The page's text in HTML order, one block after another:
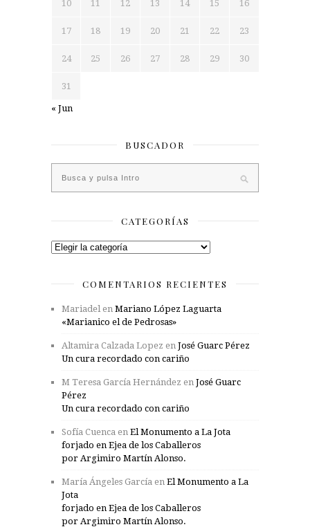
10 11 12 13 14 15 16
17 18 19 20 21 22 23
24 25 26 27 28 29 30
31
« Jun
BUSCADOR
CATEGORÍAS
Categorías
COMENTARIOS RECIENTES
Mariadel en Mariano López Laguarta
«Marianico el de Pedrosas»
Altamira Calzada Lopez en José Guarc Pérez
Un cura recordado con cariño
M Teresa García Hernández en José Guarc
Pérez
Un cura recordado con cariño
Sofía Cuenca en El Monumento a La Jota
forjado en Ejea de los Caballeros
por Argimiro Martín Alonso.
María Ángeles García en El Monumento a La
Jota
forjado en Ejea de los Caballeros
por Argimiro Martín Alonso.